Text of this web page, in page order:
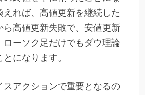
えれば、高値更新を継続した
ら高値更新失敗で、安値更新
ローソク足だけでもダウ理論
になります。
スアクションで重要となるの